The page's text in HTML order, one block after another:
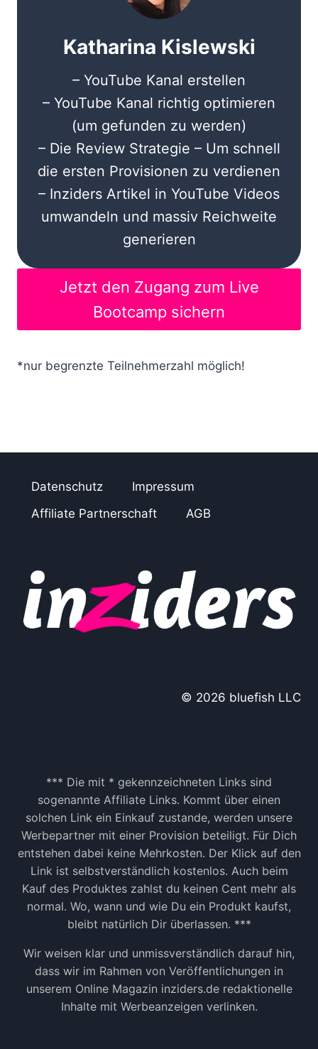
Katharina Kislewski
– YouTube Kanal erstellen
– YouTube Kanal richtig optimieren
(um gefunden zu werden)
– Die Review Strategie – Um schnell
die ersten Provisionen zu verdienen
– Inziders Artikel in YouTube Videos
umwandeln und massiv Reichweite
generieren
Jetzt den Zugang zum Live
Bootcamp sichern
*nur begrenzte Teilnehmerzahl möglich!
Datenschutz
Impressum
Affiliate Partnerschaft
AGB
© 2026 bluefish LLC
*** Die mit * gekennzeichneten Links sind
sogenannte Affiliate Links. Kommt über einen
solchen Link ein Einkauf zustande, werden unsere
Werbepartner mit einer Provision beteiligt. Für Dich
entstehen dabei keine Mehrkosten. Der Klick auf den
Link ist selbstverständlich kostenlos. Auch beim
Kauf des Produktes zahlst du keinen Cent mehr als
normal. Wo, wann und wie Du ein Produkt kaufst,
bleibt natürlich Dir überlassen. ***
Wir weisen klar und unmissverständlich darauf hin,
dass wir im Rahmen von Veröffentlichungen in
unserem Online Magazin inziders.de redaktionelle
Inhalte mit Werbeanzeigen verlinken.